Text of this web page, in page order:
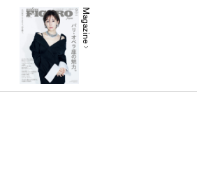
Magazine